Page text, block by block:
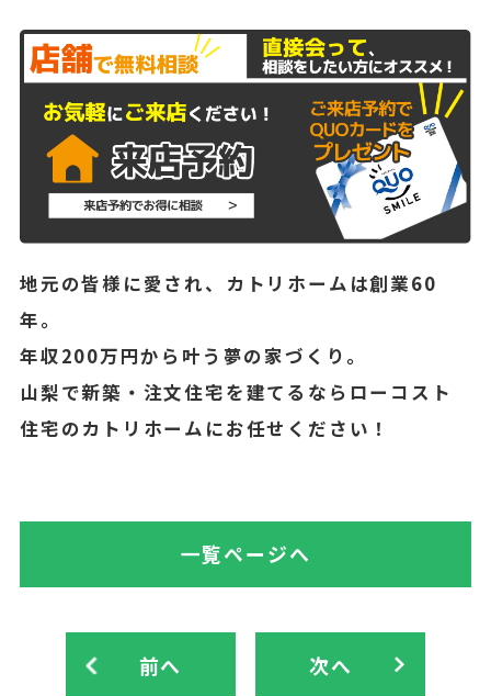
地元の皆様に愛され、カトリホームは創業60
年。
年収200万円から叶う夢の家づくり。
山梨で新築・注文住宅を建てるならローコスト
住宅のカトリホームにお任せください！
前へ
一覧ページへ
次へ